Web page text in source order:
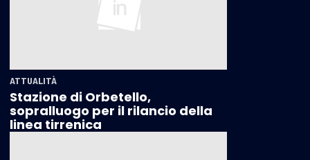
ATTUALITÀ
Stazione di Orbetello,
sopralluogo per il rilancio della
linea tirrenica